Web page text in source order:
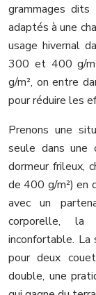
grammages
adaptés à une
usage hivernal
300 et 400 g/
g/m², on entre
pour réduire les
Prenons une
seule dans une
dormeur frileux,
de 400 g/m²) en
avec un
corporelle, la
inconfortable.
pour deux
double, une